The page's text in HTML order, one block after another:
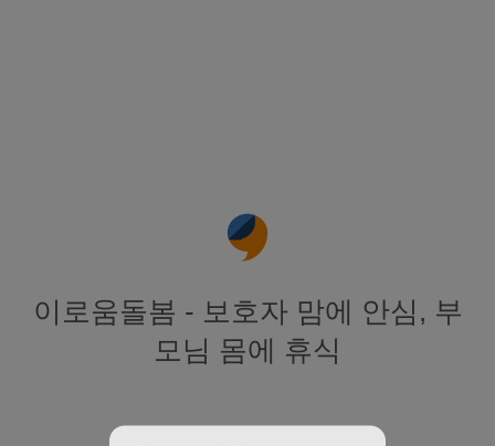
이로움돌봄 - 보호자 맘에 안심, 부
모님 몸에 휴식